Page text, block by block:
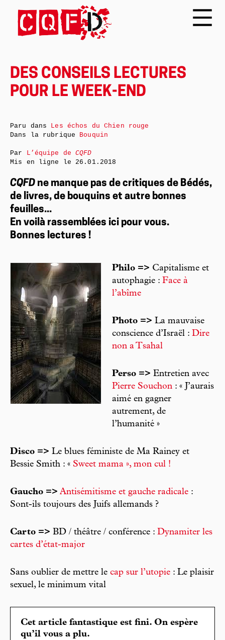
DES CONSEILS LECTURES
POUR LE WEEK-END
CQFD ne manque pas de critiques de Bédés,
de livres, de bouquins et autre bonnes
feuilles...
En voilà rassemblées ici pour vous.
Bonnes lectures !
Philo => Capitalisme et
autophagie : Face à
l’abîme
Photo => La mauvaise
conscience d’Israël : Dire
non a Tsahal
Perso => Entretien avec
Pierre Souchon : « J’aurais
aimé en gagner
autrement, de
l’humanité »
Disco => Le blues féministe de Ma Rainey et
Bessie Smith : « Sweet mama », mon cul !
Gaucho => Antisémitisme et gauche radicale :
Sont-ils toujours des Juifs allemands ?
Carto => BD / théâtre / conférence : Dynamiter les
cartes d’état-major
Sans oublier de mettre le cap sur l’utopie : Le plaisir
sexuel, le minimum vital
Cet article fantastique est fini. On espère
qu’il vous a plu.
Paru dans Les échos du Chien rouge
Dans la rubrique Bouquin
Par L’équipe deCQFD
Mis en ligne le 26.01.2018